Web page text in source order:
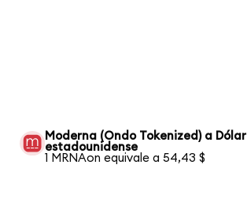
Moderna (Ondo Tokenized) a Dólar
estadounidense
1 MRNAon equivale a 54,43 $